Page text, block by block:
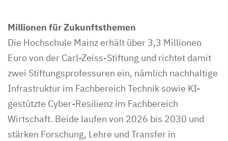
Millionen für Zukunftsthemen
Die Hochschule Mainz erhält über 3,3 Millionen
Euro von der Carl-Zeiss-Stiftung und richtet damit
zwei Stiftungsprofessuren ein, nämlich nachhaltige
Infrastruktur im Fachbereich Technik sowie KI-
gestützte Cyber-Resilienz im Fachbereich
Wirtschaft. Beide laufen von 2026 bis 2030 und
stärken Forschung, Lehre und Transfer in